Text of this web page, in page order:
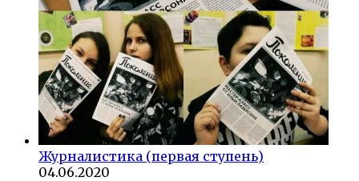
Журналистика (первая ступень)
04.06.2020